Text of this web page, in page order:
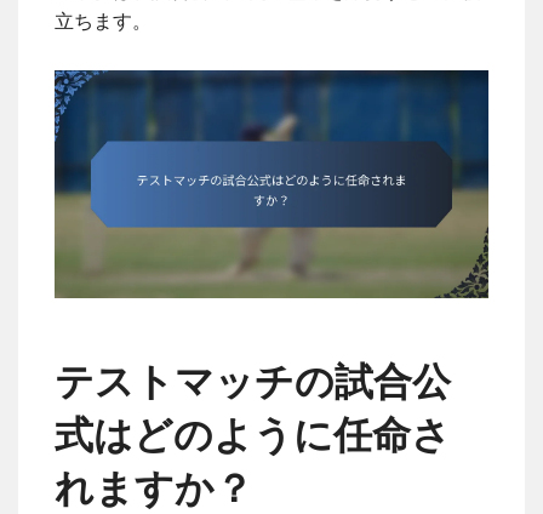
立ちます。
テストマッチの試合公
式はどのように任命さ
れますか？